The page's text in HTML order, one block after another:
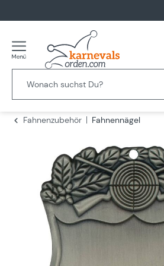
Fahnenzubehör Fahnennägel